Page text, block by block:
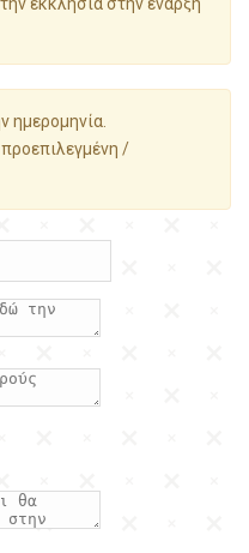
εκκλησία στην έναρξη
ημερομηνία.
/